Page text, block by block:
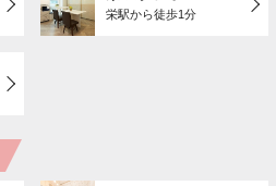
栄駅から徒歩1分